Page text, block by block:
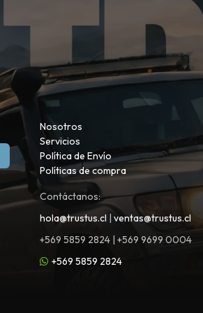
Nosotros
Servicios
Política de Envío
Políticas de compra
Contáctanos:
hola@trustus.cl
ventas@trustus.cl
+569 5859 2824 | +569 9699 0004
+569 5859 2824